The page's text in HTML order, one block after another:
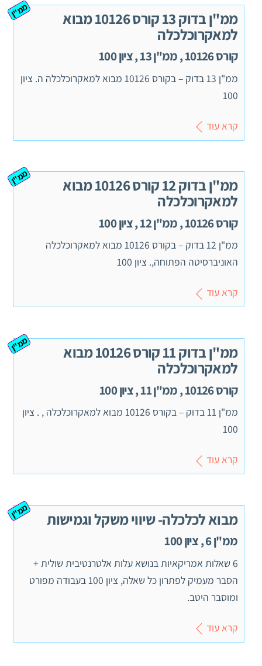
ממ"ן בדוק 13 קורס 10126 מבוא
למאקרוכלכלה
קורס 10126 , ממ"ן 13 , ציון 100
ממ"ן
ממ"ן 13 בדוק – בקורס 10126 מבוא למאקרוכלכלה ה. ציון
100
קרא עוד
ממ"ן בדוק 12 קורס 10126 מבוא
למאקרוכלכלה
קורס 10126 , ממ"ן 12 , ציון 100
ממ"ן
ממ"ן 12 בדוק – בקורס 10126 מבוא למאקרוכלכלה
האוניברסיטה הפתוחה,. ציון 100
קרא עוד
ממ"ן בדוק 11 קורס 10126 מבוא
למאקרוכלכלה
קורס 10126 , ממ"ן 11 , ציון 100
ממ"ן
ממ"ן 11 בדוק – בקורס 10126 מבוא למאקרוכלכלה , . ציון
100
קרא עוד
מבוא לכלכלה- שיווי משקל וגמישות
ממ"ן 6 , ציון 100
ממ"ן
6 שאלות אמריקאיות בנושא עלות אלטרנטיבית שולית +
הסבר מעמיק לפתרון כל שאלה, ציון 100 בעבודה מפורט
ומוסבר היטב.
קרא עוד